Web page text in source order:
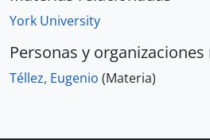
York University
Personas y
Téllez, Eugenio (Materia)